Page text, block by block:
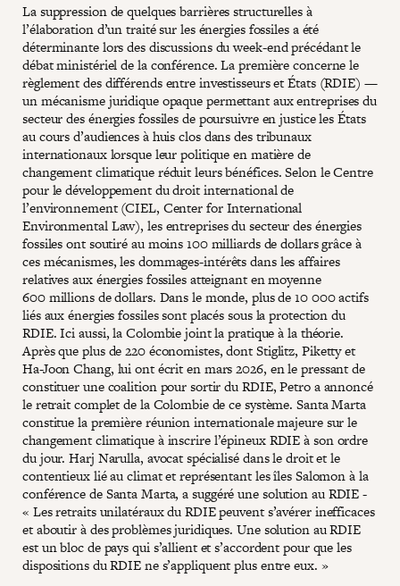
La suppression de quelques barrières structurelles à
l’élaboration d’un traité sur les énergies fossiles a été
déterminante lors des discussions du week-end précédant le
débat ministériel de la conférence. La première concerne le
règlement des différends entre investisseurs et États (RDIE) —
un mécanisme juridique opaque permettant aux entreprises du
secteur des énergies fossiles de poursuivre en justice les États
au cours d’audiences à huis clos dans des tribunaux
internationaux lorsque leur politique en matière de
changement climatique réduit leurs bénéfices. Selon le Centre
pour le développement du droit international de
l’environnement (CIEL, Center for International
Environmental Law), les entreprises du secteur des énergies
fossiles ont soutiré au moins 100 milliards de dollars grâce à
ces mécanismes, les dommages-intérêts dans les affaires
relatives aux énergies fossiles atteignant en moyenne
600 millions de dollars. Dans le monde, plus de 10 000 actifs
liés aux énergies fossiles sont placés sous la protection du
RDIE. Ici aussi, la Colombie joint la pratique à la théorie.
Après que plus de 220 économistes, dont Stiglitz, Piketty et
Ha-Joon Chang, lui ont écrit en mars 2026, en le pressant de
constituer une coalition pour sortir du RDIE, Petro a annoncé
le retrait complet de la Colombie de ce système. Santa Marta
constitue la première réunion internationale majeure sur le
changement climatique à inscrire l’épineux RDIE à son ordre
du jour. Harj Narulla, avocat spécialisé dans le droit et le
contentieux lié au climat et représentant les îles Salomon à la
conférence de Santa Marta, a suggéré une solution au RDIE -
« Les retraits unilatéraux du RDIE peuvent s’avérer inefficaces
et aboutir à des problèmes juridiques. Une solution au RDIE
est un bloc de pays qui s’allient et s’accordent pour que les
dispositions du RDIE ne s’appliquent plus entre eux. »